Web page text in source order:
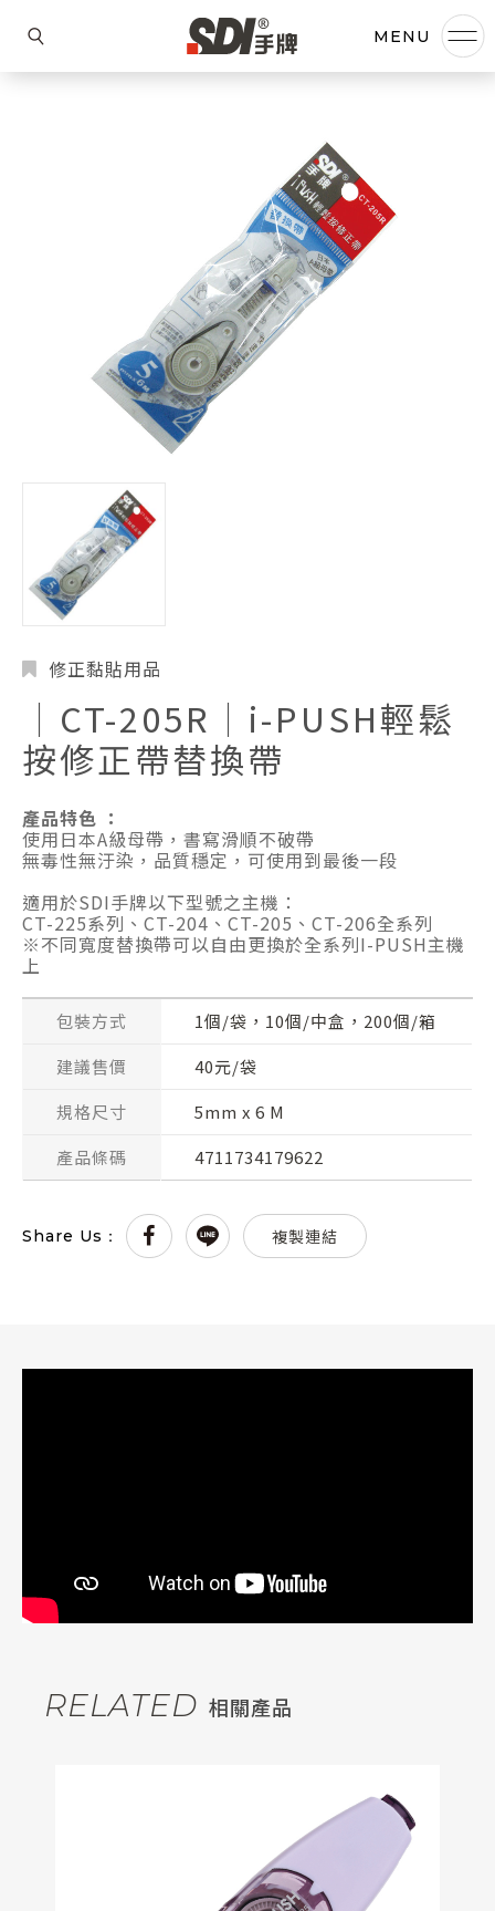
修正黏貼用品
│CT-205R│i-PUSH輕鬆
按修正帶替換帶
產品特色 ：
使用日本A級母帶，書寫滑順不破帶
無毒性無汙染，品質穩定，可使用到最後一段
適用於SDI手牌以下型號之主機：
CT-225系列、CT-204、CT-205、CT-206全系列
※不同寬度替換帶可以自由更換於全系列I-PUSH主機
上
包裝方式
1個/袋，10個/中盒，200個/箱
建議售價
40元/袋
規格尺寸
5mm x 6 M
產品條碼
4711734179622
Share Us： 複製連結
RELATED 相關產品